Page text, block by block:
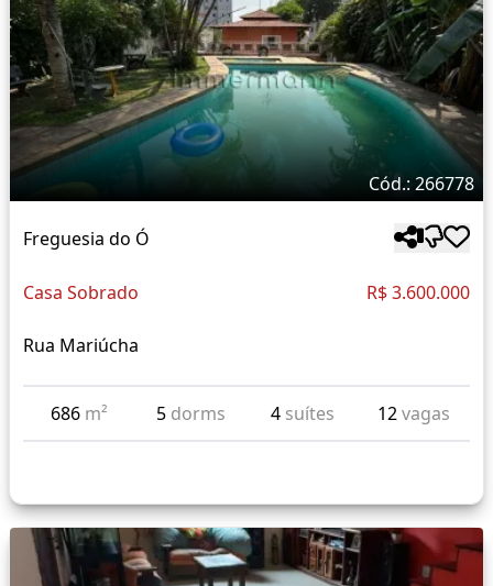
Cód.: 266778
Freguesia do Ó
Casa Sobrado R$ 3.600.000
Rua Mariúcha
686 m² 5 dorms 4 suítes 12vagas